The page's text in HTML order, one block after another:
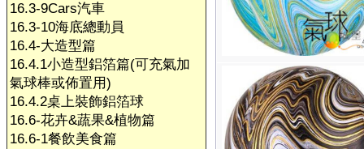
16.3-9Cars汽車
16.3-10海底總動員
16.4-大造型篇
16.4.1小造型鋁箔篇(可充氣加
氣球棒或佈置用)
16.4.2桌上裝飾鋁箔球
16.6-花卉&蔬果&植物篇
16.6-1餐飲美食篇